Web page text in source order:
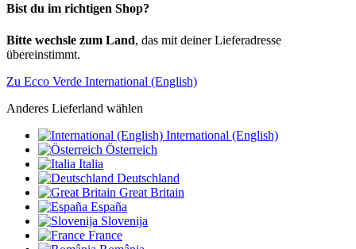
Bist du im richtigen Shop?
Bitte wechsle zum Land, das mit deiner Lieferadresse
übereinstimmt.
Zu Ecco Verde International (English)
Anderes Lieferland wählen
International (English)
Österreich
Italia
Deutschland
Great Britain
España
Slovenija
France